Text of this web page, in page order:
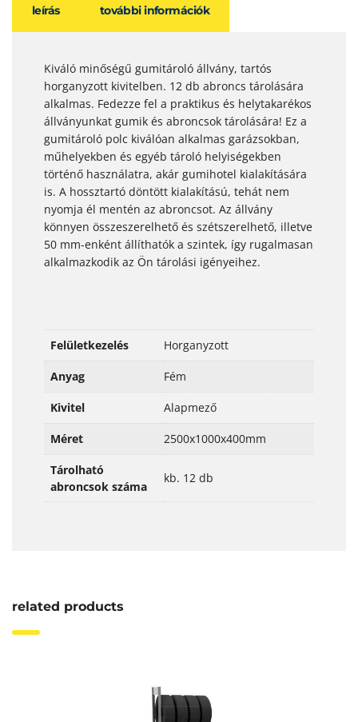
leírás további információk
Kiváló minőségű gumitároló állvány, tartós
horganyzott kivitelben. 12 db abroncs tárolására
alkalmas. Fedezze fel a praktikus és helytakarékos
állványunkat gumik és abroncsok tárolására! Ez a
gumitároló polc kiválóan alkalmas garázsokban,
műhelyekben és egyéb tároló helyiségekben
történő használatra, akár gumihotel kialakítására
is. A hossztartó döntött kialakítású, tehát nem
nyomja él mentén az abroncsot. Az állvány
könnyen összeszerelhető és szétszerelhető, illetve
50 mm-enként állíthatók a szintek, így rugalmasan
alkalmazkodik az Ön tárolási igényeihez.
Felületkezelés Horganyzott
Anyag Fém
Kivitel Alapmező
Méret 2500x1000x400mm
Tárolható
abroncsok száma
kb. 12 db
related products